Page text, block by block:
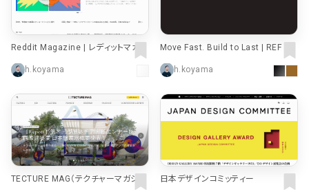
Reddit Magazine | レディットマガジ
h.koyama
Move Fast. Build to Last | REF Dig
h.koyama
TECTURE MAG（テクチャーマガジ
日本デザインコミッティー